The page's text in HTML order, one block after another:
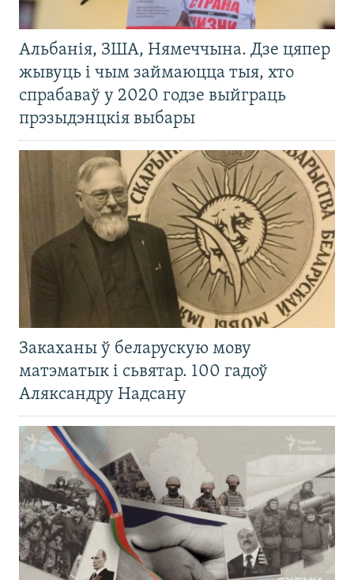
Альбанія, ЗША, Нямеччына. Дзе цяпер
жывуць і чым займаюцца тыя, хто
спрабаваў у 2020 годзе выйграць
прэзыдэнцкія выбары
Закаханы ў беларускую мову
матэматык і сьвятар. 100 гадоў
Аляксандру Надсану